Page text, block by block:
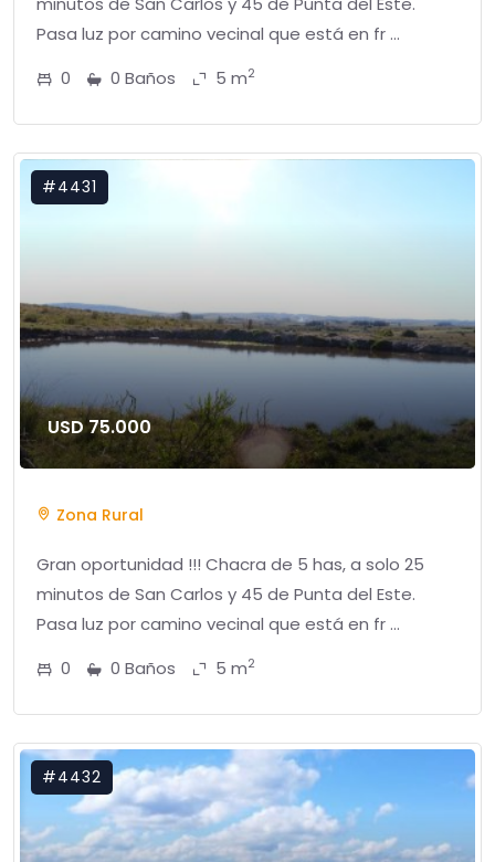
Pasa luz por camino vecinal que está en fr ...
0
0 Baños 5 m2
#4431
USD 75.000
Zona Rural
Gran oportunidad !!! Chacra de 5 has, a solo 25
minutos de San Carlos y 45 de Punta del Este.
Pasa luz por camino vecinal que está en fr ...
0
0 Baños 5 m2
#4432